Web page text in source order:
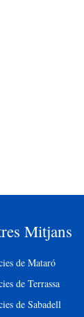
Mitjans
de Mataró
de Terrassa
de Sabadell